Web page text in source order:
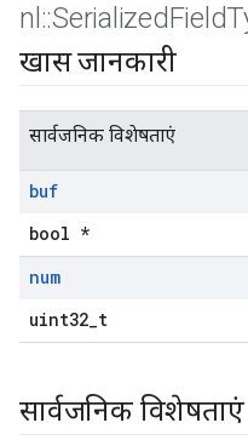
nl ::SerializedField
खास जानकारी
सार्वजनिक विशेषताएं
buf
bool *
num
uint32_t
सार्वजनिक विशेषताएं